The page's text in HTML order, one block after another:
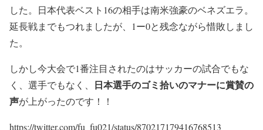
した。日本代表ベスト16の相手は南米強豪のベネズエラ。
延長戦までもつれましたが、1ー0と残念ながら惜敗しまし
た。
しかし今大会で1番注目されたのはサッカーの試合でもな
く、選手でもなく、 日本選手のゴミ拾いのマナーに賞賛の
声が上がったのです！！
https://twitter.com/fu_fu021/status/870217179416768513